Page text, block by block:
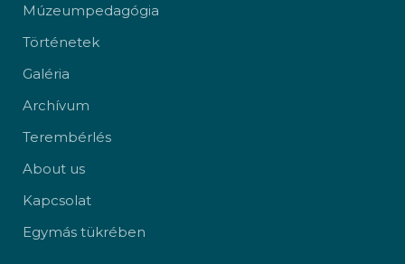
Múzeumpedagógia
Történetek
Galéria
Archívum
Terembérlés
About us
Kapcsolat
Egymás tükrében